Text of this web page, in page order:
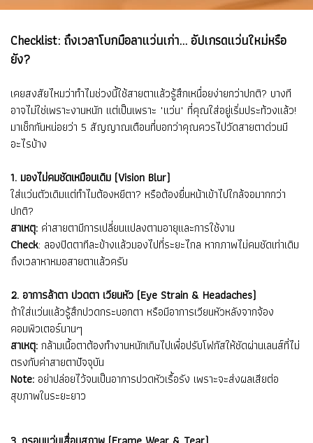
Checklist: ถึงเวลาโบกมือลาแว่นเก่า... อัปเกรดแว่นใหม่หรือ
ยัง?
เคยสงสัยไหมว่าทำไมช่วงนี้ใช้สายตาแล้วรู้สึกเหนื่อยง่ายกว่าปกติ? บางที
อาจไม่ใช่เพราะงานหนัก แต่เป็นเพราะ "แว่น" ที่คุณใส่อยู่เริ่มประท้วงแล้ว!
มาเช็กกันหน่อยว่า 5 สัญญาณเตือนที่บอกว่าคุณควรไปวัดสายตาด่วนมี
อะไรบ้าง
1. มองไม่คมชัดเหมือนเดิม (Vision Blur)
ใส่แว่นตัวเดิมแต่ทำไมต้องหยีตา? หรือต้องยื่นหน้าเข้าไปใกล้จอมากกว่า
ปกติ?
สาเหตุ: ค่าสายตามีการเปลี่ยนแปลงตามอายุและการใช้งาน
Check: ลองปิดตาทีละข้างแล้วมองไปที่ระยะไกล หากภาพไม่คมชัดเท่าเดิม
ถึงเวลาหาหมอสายตาแล้วครับ
2. อาการล้าตา ปวดตา เวียนหัว (Eye Strain & Headaches)
ถ้าใส่แว่นแล้วรู้สึกปวดกระบอกตา หรือมีอาการเวียนหัวหลังจากจ้อง
คอมพิวเตอร์นานๆ
สาเหตุ: กล้ามเนื้อตาต้องทำงานหนักเกินไปเพื่อปรับโฟกัสให้ชัดผ่านเลนส์ที่ไม่
ตรงกับค่าสายตาปัจจุบัน
Note: อย่าปล่อยไว้จนเป็นอาการปวดหัวเรื้อรัง เพราะจะส่งผลเสียต่อ
สุขภาพในระยะยาว